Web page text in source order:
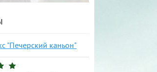
"Печерский каньон"